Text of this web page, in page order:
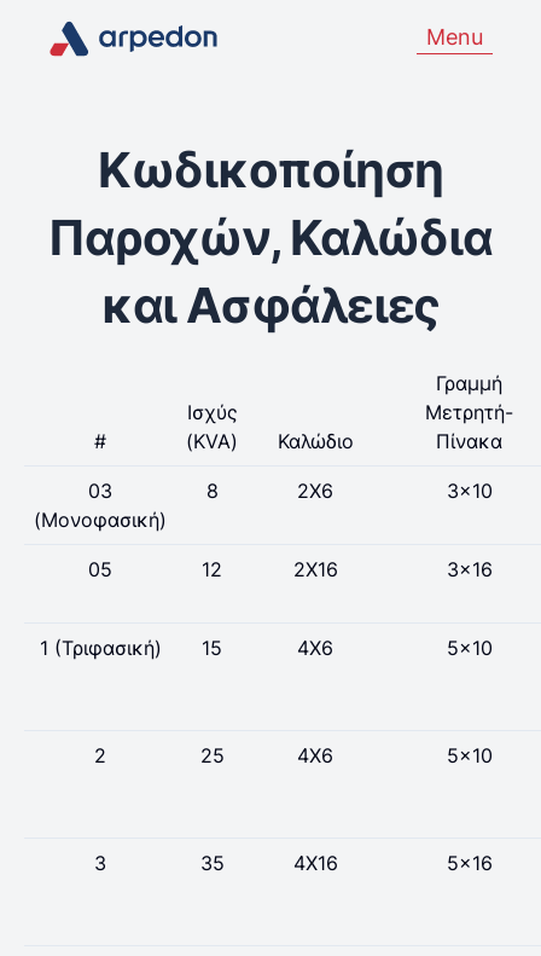
Menu
Κωδικοποίηση
Παροχών, Καλώδια
και Ασφάλειες
#
Ισχύς
(KVA)
Καλώδιο
Γραμμή
Μετρητή-
Πίνακα
03
(Μονοφασική)
8 2X6 3x10
05 12 2X16 3x16
1 (Τριφασική) 15 4X6 5x10
2 25 4X6 5x10
3 35 4X16 5x16